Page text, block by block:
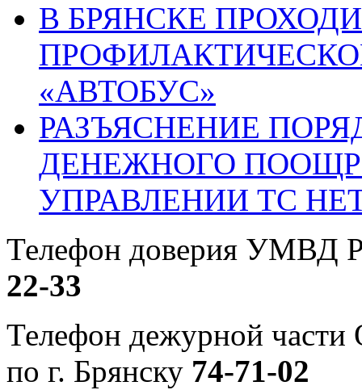
В БРЯНСКЕ
«АВТОБУС»
РАЗЪЯСНЕНИЕ
ДЕНЕЖНОГО
УПРАВЛЕНИИ ТС
Телефон доверия УМВД
22-33
Телефон дежурной
по г. Брянску 74-71-02